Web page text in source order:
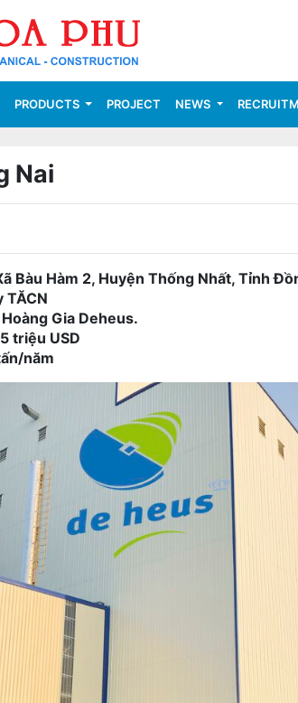
PRODUCTS PROJECT NEWS
Nai
Bàu Hàm 2, Huyện Thống Nhất, Tỉnh
TĂCN
Gia Deheus.
triệu USD
năm